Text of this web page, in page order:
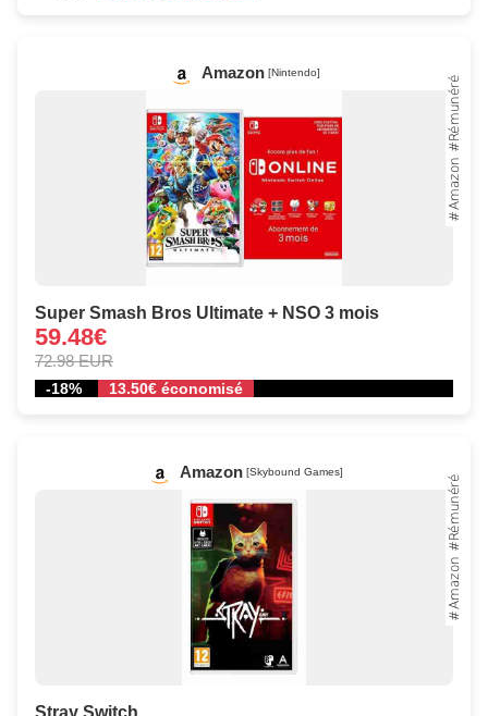
Amazon [Nintendo]
Super Smash Bros Ultimate + NSO 3 mois
59.48€
72.98 EUR
-18% 13.50€ économisé
Amazon [Skybound Games]